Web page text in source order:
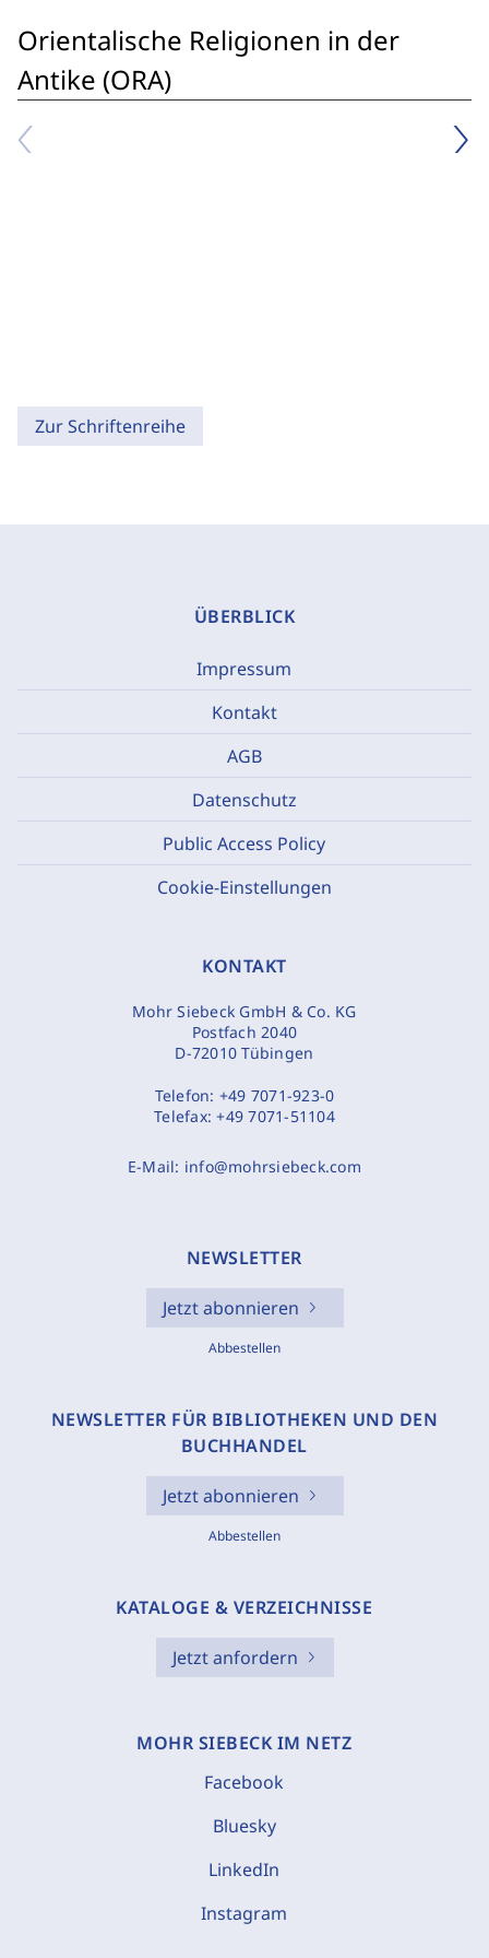
Orientalische Religionen in der
Antike (ORA)
Zur Schriftenreihe
ÜBERBLICK
Impressum
Kontakt
AGB
Datenschutz
Public Access Policy
Cookie-Einstellungen
KONTAKT
Mohr Siebeck GmbH & Co. KG
Postfach 2040
D-72010 Tübingen
Telefon: +49 7071-923-0
Telefax:+49 7071-51104
E-Mail: info@mohrsiebeck.com
NEWSLETTER
Jetzt abonnieren
Abbestellen
NEWSLETTER FÜR BIBLIOTHEKEN UND DEN
BUCHHANDEL
Jetzt abonnieren
Abbestellen
KATALOGE & VERZEICHNISSE
Jetzt anfordern
MOHR SIEBECK IM NETZ
Facebook
Bluesky
LinkedIn
Instagram